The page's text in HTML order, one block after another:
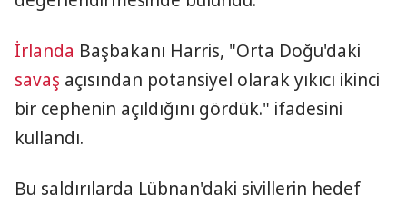
İrlanda Başbakanı Harris, "Orta Doğu'daki
savaş açısından potansiyel olarak yıkıcı ikinci
bir cephenin açıldığını gördük." ifadesini
kullandı.
Bu saldırılarda Lübnan'daki sivillerin hedef